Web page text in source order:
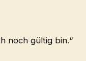
noch gültig bin.“